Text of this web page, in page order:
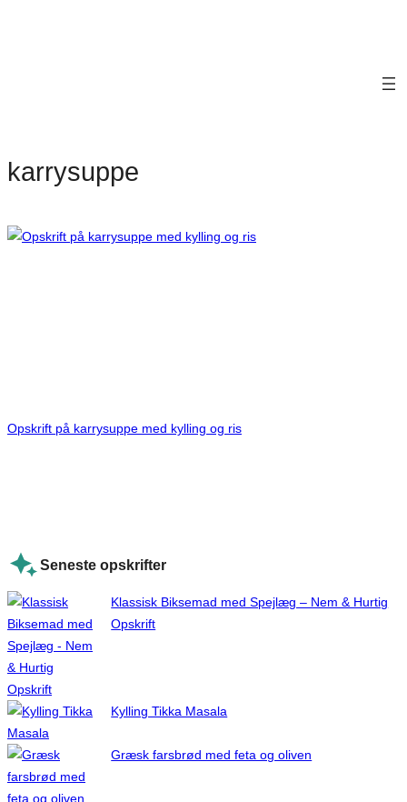
karrysuppe
Opskrift på karrysuppe med kylling og ris
Seneste opskrifter
Klassisk Biksemad med Spejlæg – Nem & Hurtig
Opskrift
Kylling Tikka Masala
Græsk farsbrød med feta og oliven